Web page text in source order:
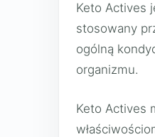
Keto Actives
stosowany
ogólną
organizmu.
Keto Actives